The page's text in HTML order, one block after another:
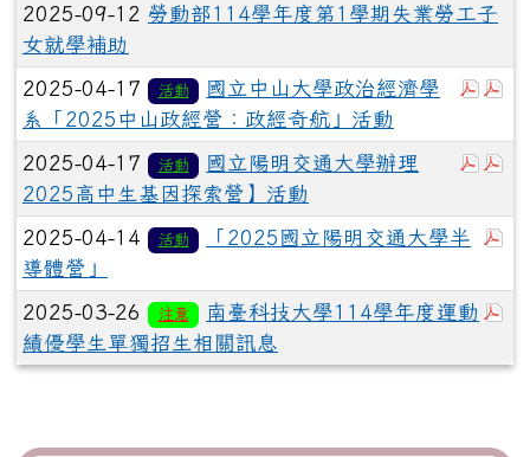
2025-09-12 勞動部114學年度第1學期失業勞工子
女就學補助
於
2025-04-17 活動
國立中山大學政治經濟學
系「2025中山政經營：政經奇航」活動
於
2025-04-17 活動
國立陽明交通大學辦理
2025高中生基因探索營】活動
2025-04-14 活動
「2025國立陽明交通大學半
導體營」
2025-03-26 注意
南臺科技大學114學年度運動
績優學生單獨招生相關訊息